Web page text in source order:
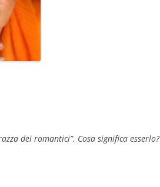
dei romantici”. Cosa significa esserlo?